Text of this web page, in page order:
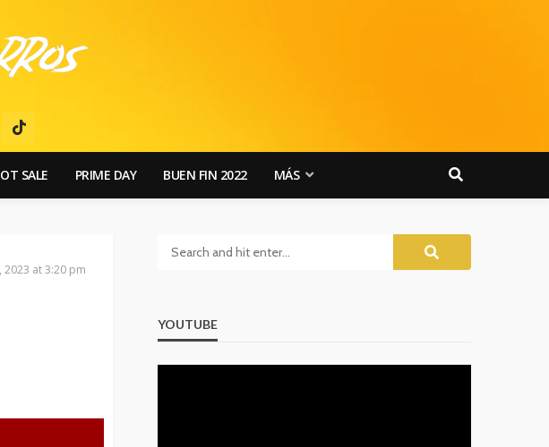
SALE PRIME DAY BUEN FIN 2022 MÁS
2023 at 3:20 pm
YOUTUBE